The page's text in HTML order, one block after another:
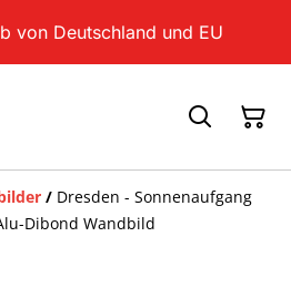
von Deutschland und EU
/ Dresden - Sonnenaufgang
Dibond Wandbild